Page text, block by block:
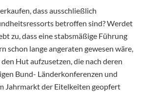
dass ausschließlich
betroffen sind? Werdet
zu, dass eine stabsmäßige Führung
schon lange angeraten gewesen wäre,
Hut aufzusetzen, die nach deren
Bund- Länderkonferenzen und
Jahrmarkt der Eitelkeiten geopfert